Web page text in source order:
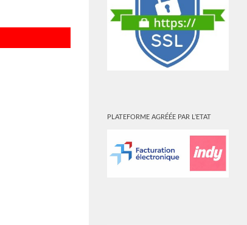
PLATEFORME AGRÉÉE PAR L’ETAT